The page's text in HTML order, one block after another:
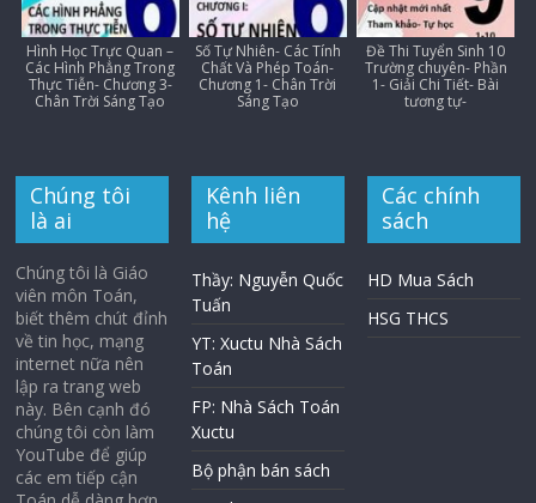
Hình Học Trực Quan –
Các Hình Phẳng Trong
Thực Tiễn- Chương 3-
Chân Trời Sáng Tạo
Số Tự Nhiên- Các Tính
Chất Và Phép Toán-
Chương 1- Chân Trời
Sáng Tạo
Đề Thi Tuyển Sinh 10
Trường chuyên- Phần
1- Giải Chi Tiết- Bài
tương tự-
Chúng tôi
là ai
Chúng tôi là Giáo
viên môn Toán,
biết thêm chút đỉnh
về tin học, mạng
internet nữa nên
lập ra trang web
này. Bên cạnh đó
chúng tôi còn làm
YouTube để giúp
các em tiếp cận
Kênh liên
hệ
Thầy: Nguyễn Quốc
Tuấn
YT: Xuctu Nhà Sách
Toán
FP: Nhà Sách Toán
Xuctu
Bộ phận bán sách
Các chính
sách
HD Mua Sách
HSG THCS